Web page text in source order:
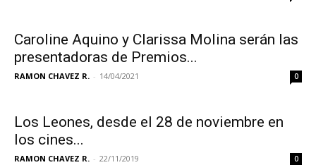
Caroline Aquino y Clarissa Molina serán las
presentadoras de Premios...
RAMON CHAVEZ R. - 14/04/2021 0
Los Leones, desde el 28 de noviembre en
los cines...
RAMON CHAVEZ R. - 22/11/2019 0